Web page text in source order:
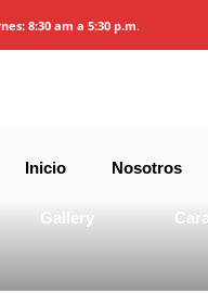
8:30 am a 5:30 p.m.
Inicio Nosotros
Gallery